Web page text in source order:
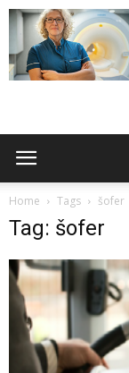
Home Tags šofer
Tag: šofer